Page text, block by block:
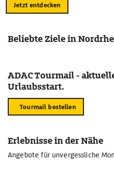
Jetzt entdecken
Beliebte Ziele in
ADAC Tourmail -
Urlaubsstart.
Tourmail bestellen
Erlebnisse in der Nähe
Angebote für unvergessliche